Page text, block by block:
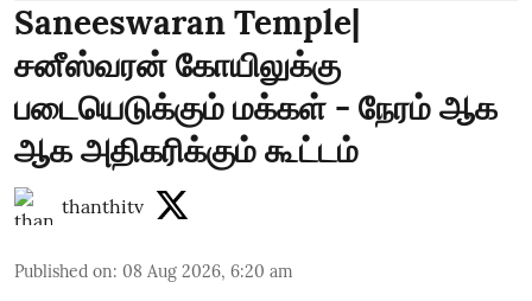
Saneeswaran Temple|
சனீஸ்வரன் கோயிலுக்கு
படையெடுக்கும் மக்கள் - நேரம் ஆக
ஆக அதிகரிக்கும் கூட்டம்
thanthitv
Published on: 08 Aug 2026, 6:20 am